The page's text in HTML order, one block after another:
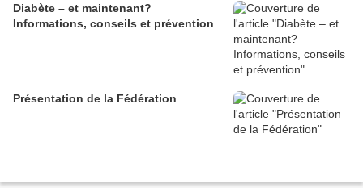
Diabète – et maintenant?
Informations, conseils et prévention
Présentation de la Fédération